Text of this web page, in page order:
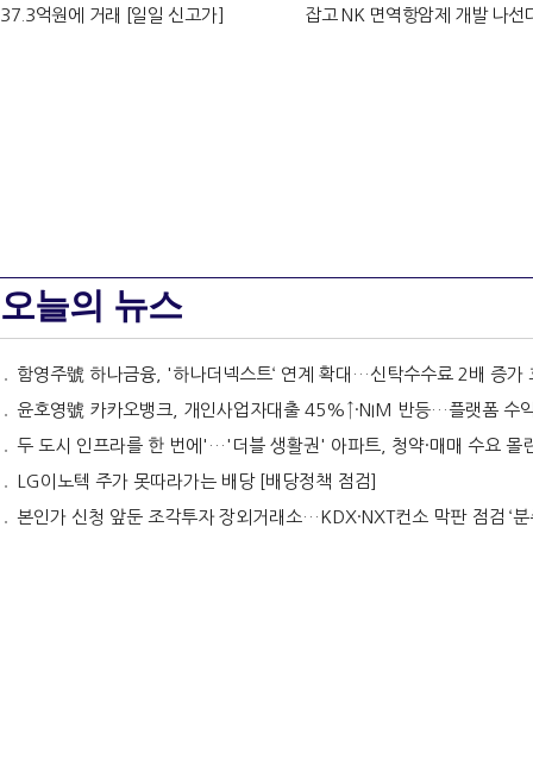
37.3억원에 거래 [일일 신고가]
잡고 NK 면역항암제 개발 나선
오늘의 뉴스
함영주號 하나금융, '하나더넥스트‘ 연계 확대…신탁수수료 2배 증가 효과 [금융 시니어 비즈니스
윤호영號 카카오뱅크, 개인사업자대출 45%↑·NIM 반등…플랫폼 수익화 '과제' [2026 금융사 상반
두 도시 인프라를 한 번에'…'더블 생활권' 아파트, 청약·매매 수요 몰
LG이노텍 주가 못따라가는 배당 [배당정책 점검]
본인가 신청 앞둔 조각투자 장외거래소…KDX·NXT컨소 막판 점검 ‘분